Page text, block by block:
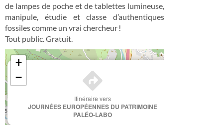
de lampes de poche et de tablettes lumineuse,
manipule, étudie et classe d’authentiques
fossiles comme un vrai chercheur !
Tout public. Gratuit.
Itinéraire vers
JOURNÉES EUROPÉENNES DU PATRIMOINE
PALÉO-LABO
+
−